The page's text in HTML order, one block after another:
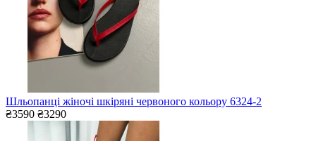
Шльопанці жіночі шкіряні червоного кольору 6324-2
₴3590 ₴3290